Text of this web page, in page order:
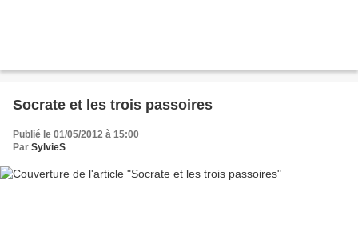
Socrate et les trois passoires
Publié le 01/05/2012 à 15:00
Par SylvieS